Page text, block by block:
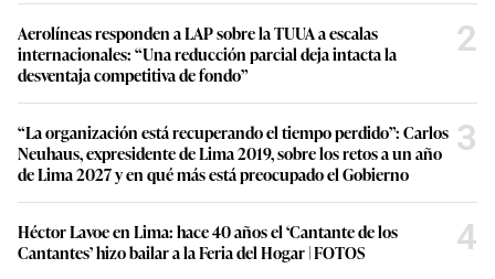
Aerolíneas responden a LAP sobre la TUUA a escalas
internacionales: “Una reducción parcial deja intacta la
desventaja competitiva de fondo”
2
“La organización está recuperando el tiempo perdido”: Carlos
Neuhaus, expresidente de Lima 2019, sobre los retos a un año
de Lima 2027 y en qué más está preocupado el Gobierno
3
Héctor Lavoe en Lima: hace 40 años el ‘Cantante de los
Cantantes’ hizo bailar a la Feria del Hogar | FOTOS
4